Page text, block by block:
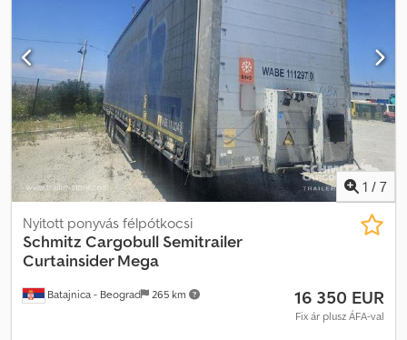
Légrugózás, Aláfutásgátló, Elektronikus fékrendszer (EBS),
Szerszámosláda, Pótkeréktartó (2 db), Rögzített kitámasztó,
Tolótető, Elektromos csatlakozó 1x15- és 2x7-pólusú, Antispray,
Vámzár, Hidraulikus emelhető tető. Crjdpfezbp Dmsx Aftsf
1 / 7
Batajnica - Beograd 265 km
Nyitott ponyvás félpótkocsi
Schmitz Cargobull Semitrailer
Curtainsider Mega
16 350 EUR
Fix ár plusz ÁFA-val